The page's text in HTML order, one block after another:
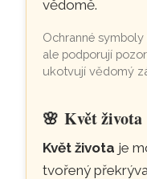
vědomě.
Ochranné
ale podporují
ukotvují vědomý
🌸Květ života
Květ života je
tvořený